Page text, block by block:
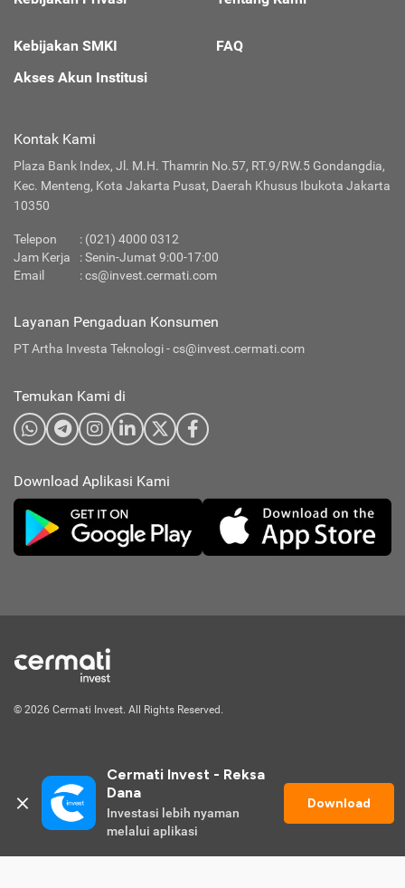
Mulai Investasi
Kebijakan SMKI
FAQ
Akses Akun Institusi
Kontak Kami
Plaza Bank Index, Jl. M.H. Thamrin No.57, RT.9/RW.5 Gondangdia,
Kec. Menteng, Kota Jakarta Pusat, Daerah Khusus Ibukota Jakarta
10350
Telepon
: (021) 4000 0312
Jam Kerja
: Senin-Jumat 9:00-17:00
Email
:cs@invest.cermati.com
Layanan Pengaduan Konsumen
PT Artha Investa Teknologi -cs@invest.cermati.com
Temukan Kami di
Download Aplikasi Kami
© 2026 Cermati Invest. All Rights Reserved.
Cermati Invest - Reksa
Dana
Investasi lebih nyaman
melalui aplikasi
Download